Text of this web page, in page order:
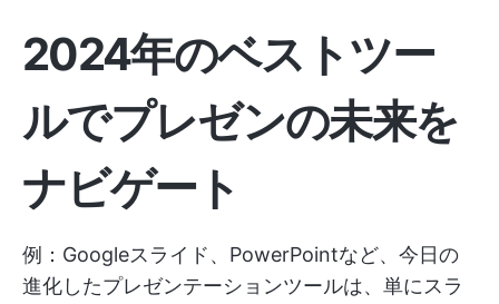
2024年のベストツー
ルでプレゼンの未来を
ナビゲート
例：Googleスライド、PowerPointなど、今日の
進化したプレゼンテーションツールは、単にスラ